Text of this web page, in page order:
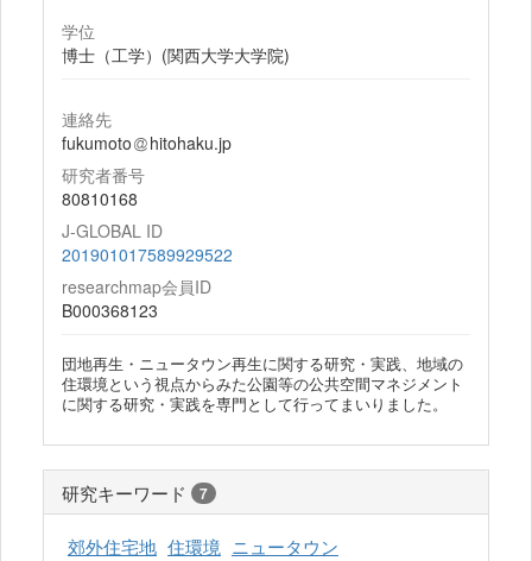
学位
博士（工学）(関西大学大学院)
連絡先
fukumoto
hitohaku.jp
研究者番号
80810168
J-GLOBAL ID
201901017589929522
researchmap会員ID
B000368123
団地再生・ニュータウン再生に関する研究・実践、地域の
住環境という視点からみた公園等の公共空間マネジメント
に関する研究・実践を専門として行ってまいりました。
研究キーワード 7
郊外住宅地 住環境 ニュータウン